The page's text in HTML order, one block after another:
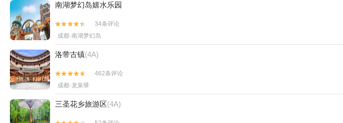
南湖梦幻岛嬉水乐园


34条评论
成都·南湖梦幻岛
洛带古镇(4A)


462条评论
成都·龙泉驿
三圣花乡旅游区(4A)